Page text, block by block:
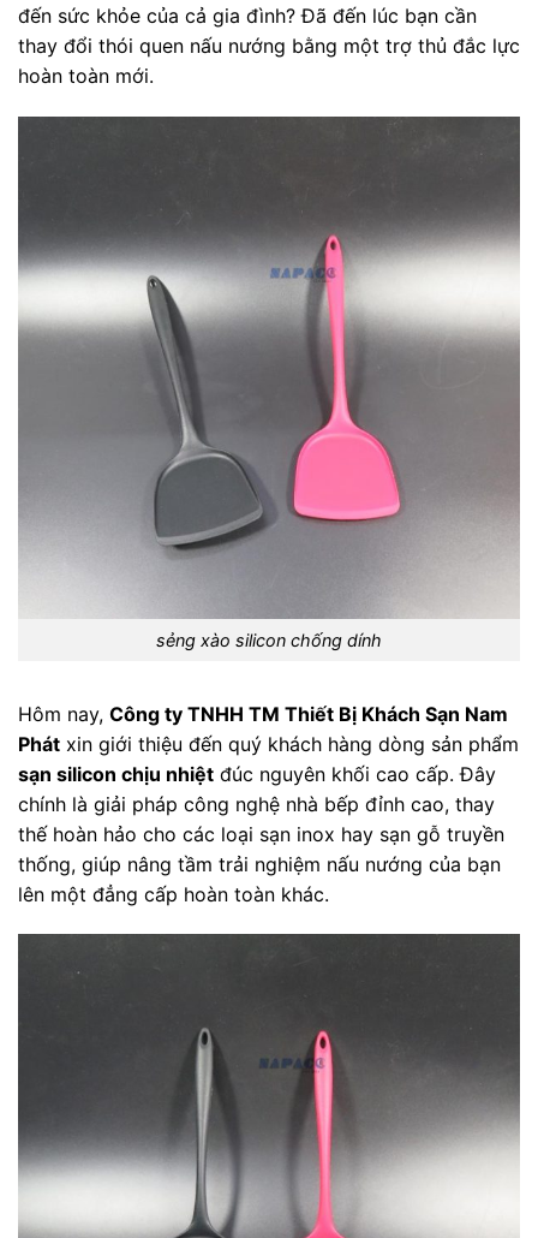
đến sức khỏe của cả gia đình? Đã đến lúc bạn cần
thay đổi thói quen nấu nướng bằng một trợ thủ đắc lực
hoàn toàn mới.
sẻng xào silicon chống dính
Hôm nay, Công ty TNHH TM Thiết Bị Khách Sạn Nam
Phát xin giới thiệu đến quý khách hàng dòng sản phẩm
sạn silicon chịu nhiệt đúc nguyên khối cao cấp. Đây
chính là giải pháp công nghệ nhà bếp đỉnh cao, thay
thế hoàn hảo cho các loại sạn inox hay sạn gỗ truyền
thống, giúp nâng tầm trải nghiệm nấu nướng của bạn
lên một đẳng cấp hoàn toàn khác.